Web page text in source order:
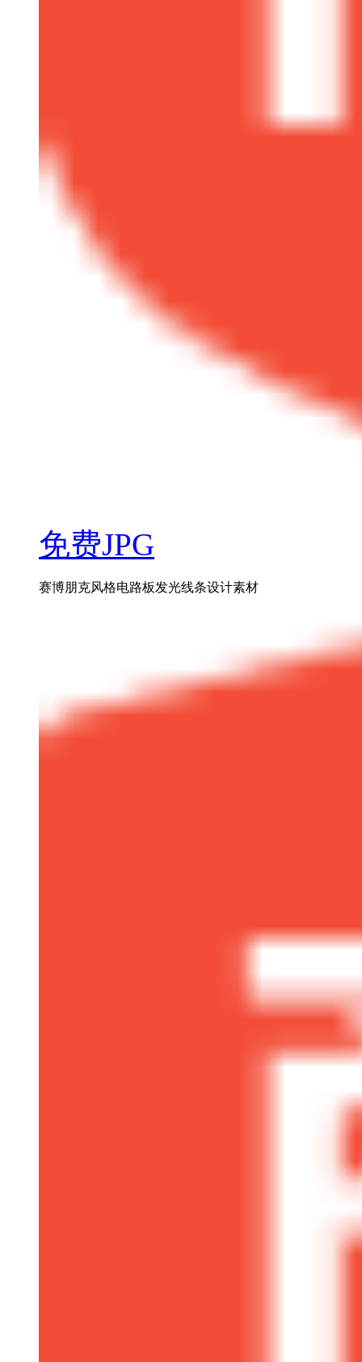
免费JPG
赛博朋克风格电路板发光线条设计素材